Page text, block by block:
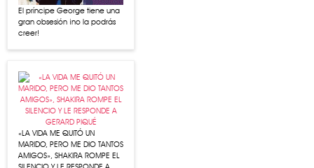
El príncipe George tiene una
gran obsesión ¡no la podrás
creer!
«LA VIDA ME QUITÓ UN
MARIDO, PERO ME DIO TANTOS
AMIGOS», SHAKIRA ROMPE EL